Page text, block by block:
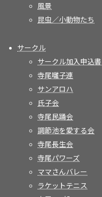
風景
昆虫／小動物たち
サークル
サークル加入申込書
寺尾囃子連
サンアロハ
氏子会
寺尾民踊会
調節池を愛する会
寺尾長生会
寺尾パワーズ
ママさんバレー
ラケットテニス